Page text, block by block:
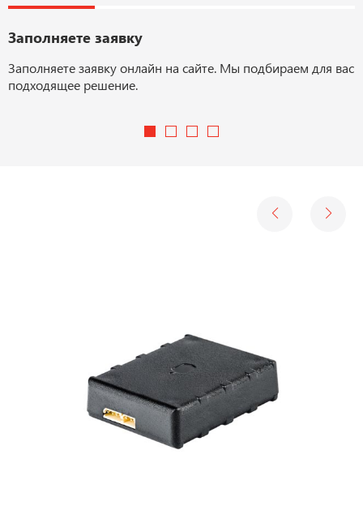
Заполняете заявку
Заполняете заявку онлайн на сайте. Мы подбираем для вас
подходящее решение.